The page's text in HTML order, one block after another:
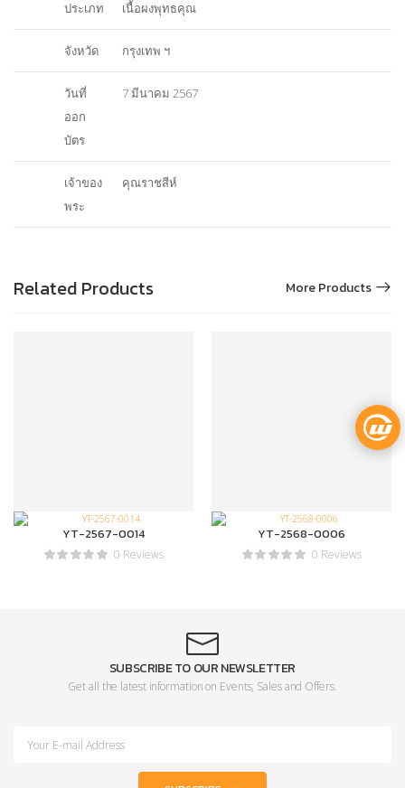
ประเภท เนื้อผงพุทธคุณ
จังหวัด กรุงเทพ ฯ
วันที่
ออก
บัตร
7 มีนาคม 2567
เจ้าของ
พระ
คุณราชสีห์
Related Products More Products
YT-2567-0014
0 Reviews
YT-2568-0006
0 Reviews
SUBSCRIBE TO OUR NEWSLETTER
Get all the latest information on Events, Sales and Offers.